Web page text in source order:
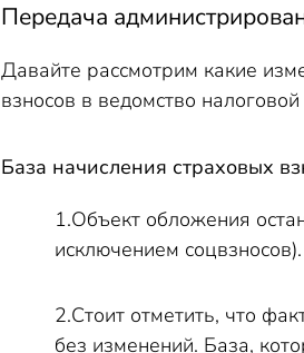
Передача
Давайте рассмотрим какие
взносов в ведомство
База начисления страховых
1.Объект обложения
исключением соцвзносов).
2.Стоит отметить, что
без изменений. База,